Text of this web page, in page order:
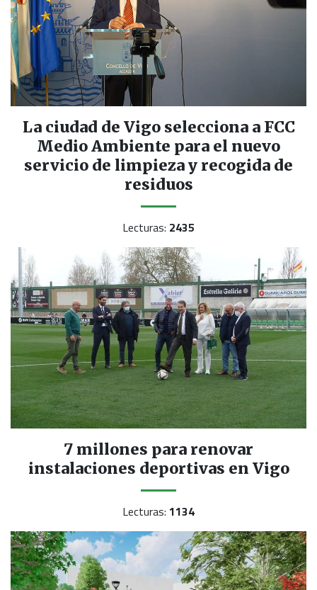
La ciudad de Vigo selecciona a FCC
Medio Ambiente para el nuevo
servicio de limpieza y recogida de
residuos
Lecturas: 2435
7 millones para renovar
instalaciones deportivas en Vigo
Lecturas: 1134